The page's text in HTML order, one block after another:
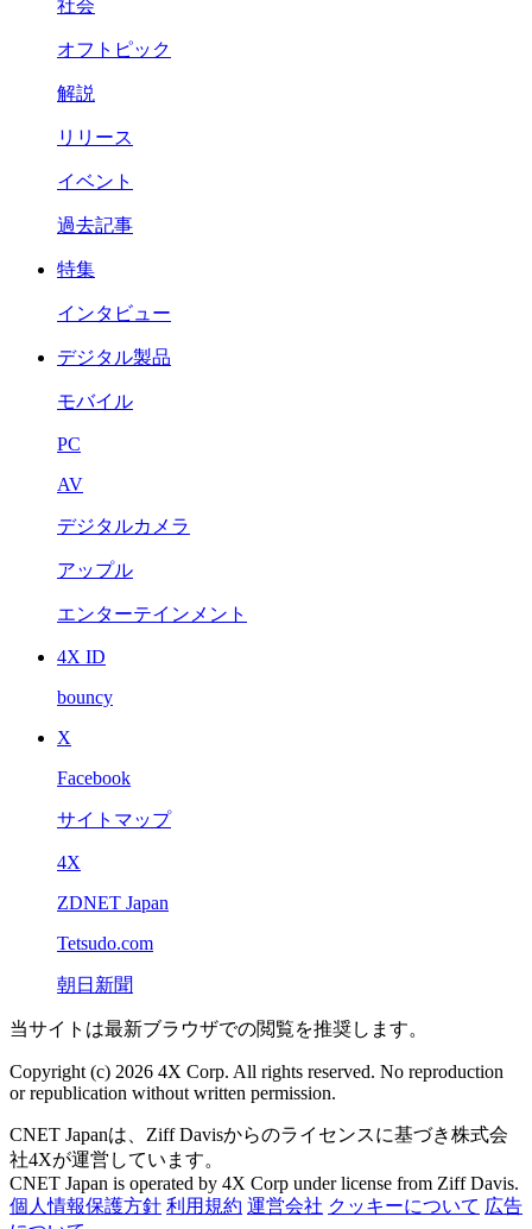
社会
オフトピック
解説
リリース
イベント
過去記事
特集
インタビュー
デジタル製品
モバイル
PC
AV
デジタルカメラ
アップル
エンターテインメント
4X ID
bouncy
X
Facebook
サイトマップ
4X
ZDNET Japan
Tetsudo.com
朝日新聞
当サイトは最新ブラウザでの閲覧を推奨します。
Copyright (c) 2026 4X Corp. All rights reserved. No reproduction
or republication without written permission.
CNET Japanは、Ziff Davisからのライセンスに基づき株式会
社4Xが運営しています。
CNET Japan is operated by 4X Corp under license from Ziff Davis.
個人情報保護方針 利用規約 運営会社 クッキーについて 広告